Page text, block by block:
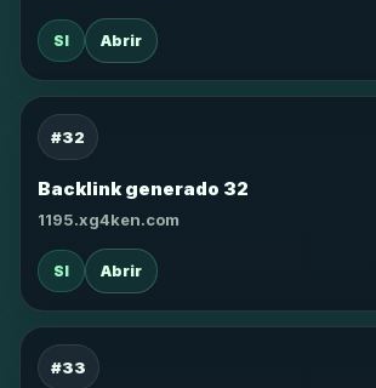
SI Abrir
#32
Backlink generado 32
1195.xg4ken.com
SI Abrir
#33